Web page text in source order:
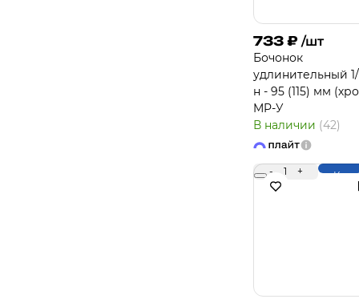
733 ₽ /шт
Бочонок
удлинительный
н - 95 (115) мм
MP-У
В наличии (42)
- 1 +